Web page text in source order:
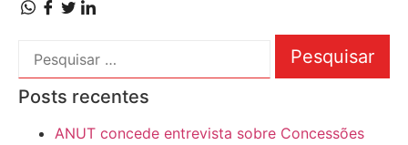
Posts recentes
ANUT concede entrevista sobre Concessões